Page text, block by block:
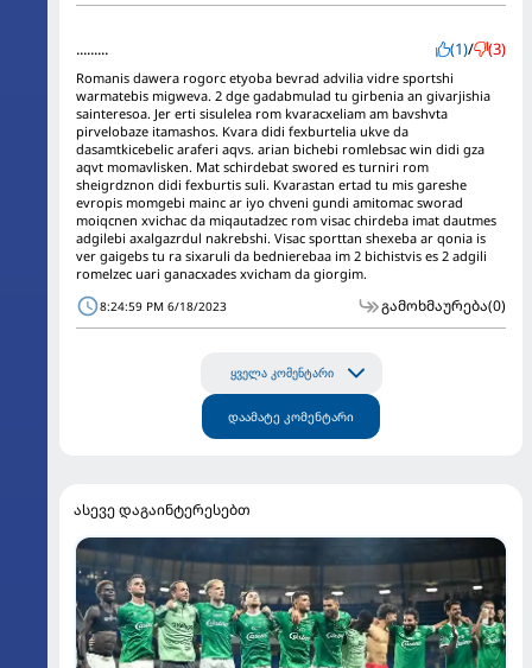
......... (1)/ (3)
Romanis dawera rogorc etyoba bevrad advilia vidre sportshi
warmatebis migweva. 2 dge gadabmulad tu girbenia an givarjishia
sainteresoa. Jer erti sisulelea rom kvaracxeliam am bavshvta
pirvelobaze itamashos. Kvara didi fexburtelia ukve da
dasamtkicebelic araferi aqvs. arian bichebi romlebsac win didi gza
aqvt momavlisken. Mat schirdebat swored es turniri rom
sheigrdznon didi fexburtis suli. Kvarastan ertad tu mis gareshe
evropis momgebi mainc ar iyo chveni gundi amitomac sworad
moiqcnen xvichac da miqautadzec rom visac chirdeba imat dautmes
adgilebi axalgazrdul nakrebshi. Visac sporttan shexeba ar qonia is
ver gaigebs tu ra sixaruli da bednierebaa im 2 bichistvis es 2 adgili
romelzec uari ganacxades xvicham da giorgim.
8:24:59 PM 6/18/2023 გამოხმაურება(0)
ყველა კომენტარი
დაამატე კომენტარი
ასევე დაგაინტერესებთ